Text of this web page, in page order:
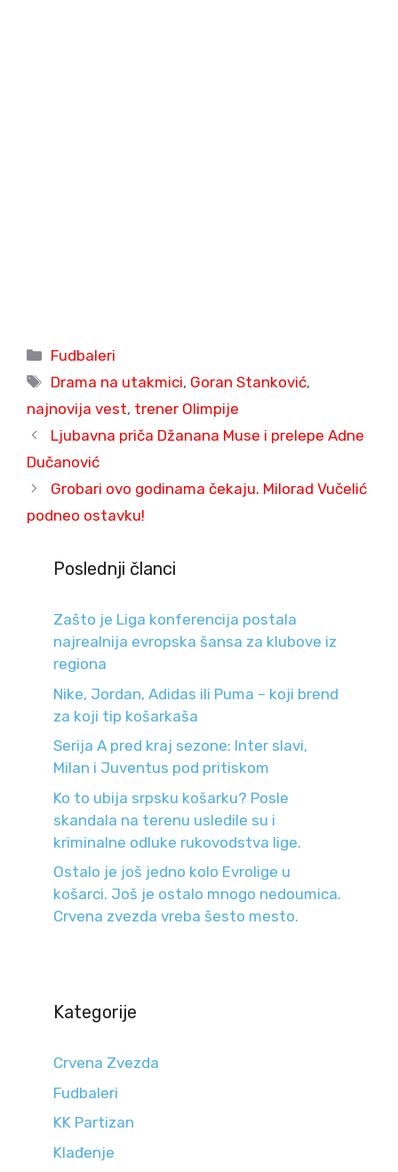
Categories
Fudbaleri
Tags
Drama na utakmici, Goran Stanković,
najnovija vest, trener Olimpije
Ljubavna priča Džanana Muse i prelepe Adne
Dučanović
Grobari ovo godinama čekaju. Milorad Vučelić
podneo ostavku!
Poslednji članci
Zašto je Liga konferencija postala
najrealnija evropska šansa za klubove iz
regiona
Nike, Jordan, Adidas ili Puma – koji brend
za koji tip košarkaša
Serija A pred kraj sezone: Inter slavi,
Milan i Juventus pod pritiskom
Ko to ubija srpsku košarku? Posle
skandala na terenu usledile su i
kriminalne odluke rukovodstva lige.
Ostalo je još jedno kolo Evrolige u
košarci. Još je ostalo mnogo nedoumica.
Crvena zvezda vreba šesto mesto.
Kategorije
Crvena Zvezda
Fudbaleri
KK Partizan
Klađenje